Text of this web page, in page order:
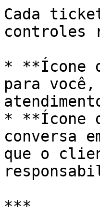
Cada
controles
* **Ícone
para
* **Ícone
conversa
que o
***